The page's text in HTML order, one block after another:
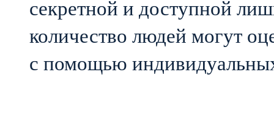
секретной и доступной
количество людей могут
с помощью